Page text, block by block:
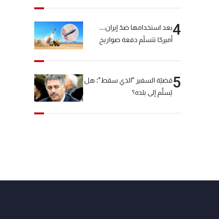
4بعد استخدامها ضدّ إيران...
أميركا تتسلّم دفعة صواريخ
5قضيّة السفير "الذي سقط": هل
يُسلَّم إلى بلده؟